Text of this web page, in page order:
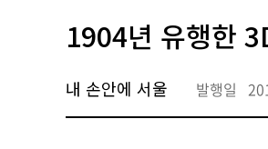
바
로
1904년 유행한
내 손안에 서울 발행일